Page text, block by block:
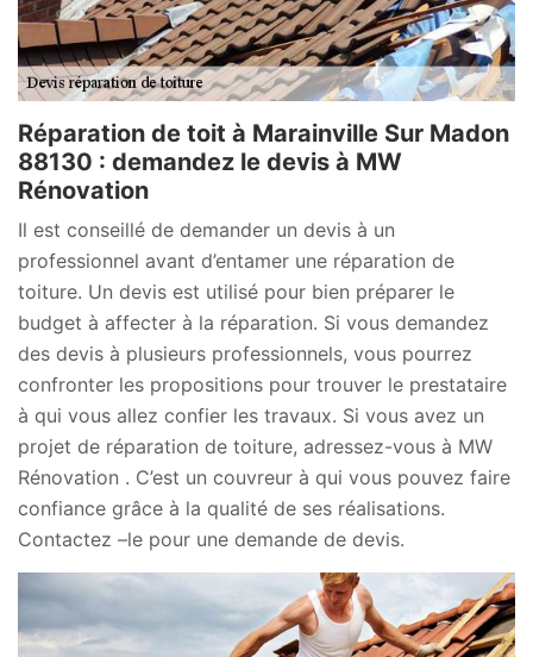
Réparation de toit à Marainville Sur Madon
88130 : demandez le devis à MW
Rénovation
Il est conseillé de demander un devis à un
professionnel avant d’entamer une réparation de
toiture. Un devis est utilisé pour bien préparer le
budget à affecter à la réparation. Si vous demandez
des devis à plusieurs professionnels, vous pourrez
confronter les propositions pour trouver le prestataire
à qui vous allez confier les travaux. Si vous avez un
projet de réparation de toiture, adressez-vous à MW
Rénovation . C’est un couvreur à qui vous pouvez faire
confiance grâce à la qualité de ses réalisations.
Contactez –le pour une demande de devis.